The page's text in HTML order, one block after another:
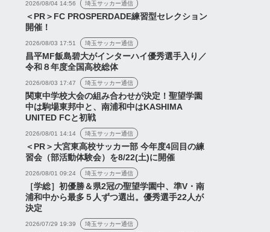
2026/08/04 14:56 埼玉サッカー通信
＜PR＞FC PROSPERDADE練習型セレクション
開催！
2026/08/03 17:51 埼玉サッカー通信
昌平MF飯島碧大がインターハイ優秀選手入り／
令和８年度全国高校総体
2026/08/03 17:47 埼玉サッカー通信
関東中学校大会の組み合わせが決定！聖望学園
中は駒場東邦中と、南浦和中はKASHIMA
UNITED FCと初戦
2026/08/01 14:14 埼玉サッカー通信
＜PR＞大宮東高校サッカー部 今年度4回目の練
習会（部活動体験会）を8/22(土)に開催
2026/08/01 09:24 埼玉サッカー通信
［学総］初優勝＆県2冠の聖望学園中、準V・南
浦和中から最多５人ずつ選出。優秀選手22人が
決定
2026/07/29 19:39 埼玉サッカー通信